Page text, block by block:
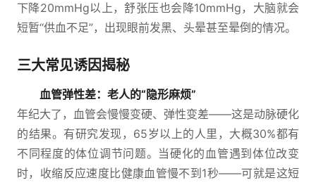
下降20mmHg以上，舒张压也会降10mmHg，大脑就会
短暂“供血不足”，出现眼前发黑、头晕甚至晕倒的情况。
三大常见诱因揭秘
血管弹性差：老人的“隐形麻烦”
年纪大了，血管会慢慢变硬、弹性变差——这是动脉硬化
的结果。有研究发现，65岁以上的人里，大概30%都有
不同程度的体位调节问题。当硬化的血管遇到体位改变
时，收缩反应速度比健康血管慢不到1秒——可就是这短